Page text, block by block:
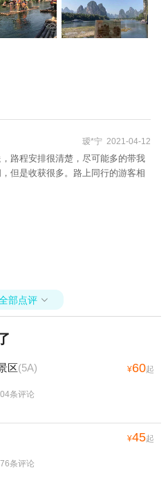
瑷*宁 2021-04-12
路程安排很清楚，尽可能多的带我
但是收获很多。路上同行的游客相
部点评 
区(5A) ¥60起
条评论
¥45起
条评论